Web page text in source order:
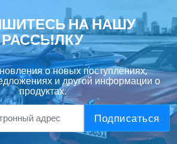
НА НАШУ
РАССЫЛКУ
о новых поступлениях,
и другой информации о
продуктах.
Подписаться